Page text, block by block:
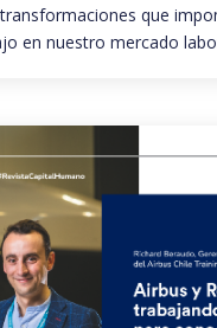
que
en nuestro mercado